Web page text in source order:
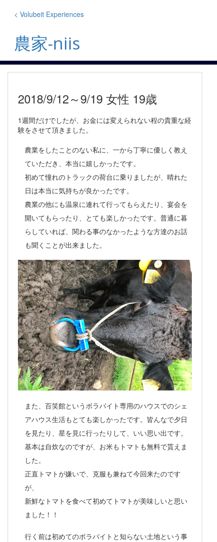
< Volubeit Experiences
農家-niis
2018/9/12～9/19 女性 19歳
1週間だけでしたが、お金には変えられない程の貴重な経
験をさせて頂きました。
農業をしたことのない私に、一から丁寧に優しく教え
ていただき、本当に嬉しかったです。
初めて憧れのトラックの荷台に乗りましたが、晴れた
日は本当に気持ちが良かったです。
農業の他にも温泉に連れて行ってもらえたり、宴会を
開いてもらったり、とても楽しかったです。普通に暮
らしていれば、関わる事のなかったような方達のお話
も聞くことが出来ました。
また、百笑館というボラバイト専用のハウスでのシェ
アハウス生活もとても楽しかったです。皆んなで夕日
を見たり、星を見に行ったりして、いい思い出です。
基本は自炊なのですが、お米もトマトも無料で貰えま
した。
正直トマトが嫌いで、克服も兼ねて今回来たのです
が、
新鮮なトマトを食べて初めてトマトが美味しいと思い
ました！！
行く前は初めてのボラバイトと知らない土地という事